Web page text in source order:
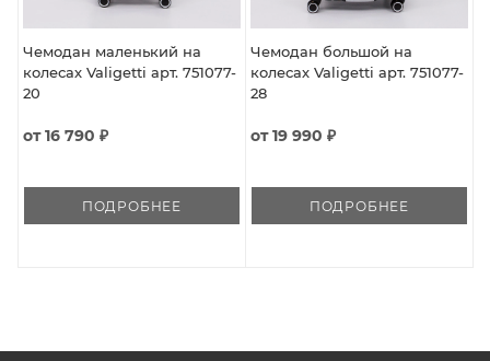
Чемодан маленький на
колесах Valigetti арт. 751077-
20
от16 790 ₽
ПОДРОБНЕЕ
Чемодан большой на
колесах Valigetti арт. 751077-
28
от19 990 ₽
ПОДРОБНЕЕ